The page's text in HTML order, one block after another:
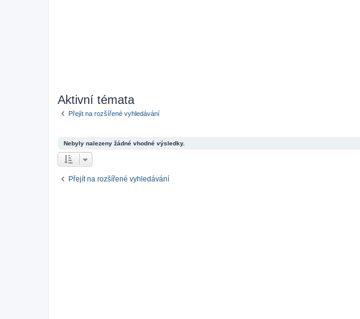
Aktivní témata
Přejít na rozšířené vyhledávání
Nebyly nalezeny žádné vhodné výsledky.
Přejít na rozšířené vyhledávání